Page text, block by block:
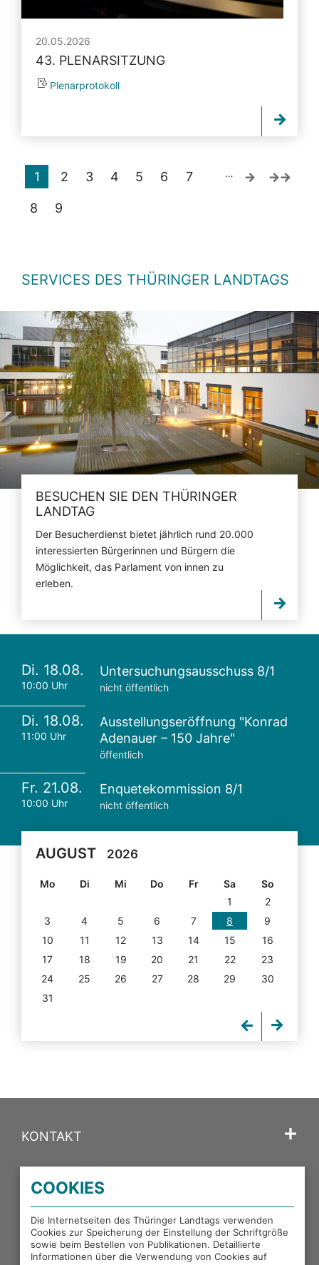
20.05.2026
43. PLENARSITZUNG
Plenarprotokoll
1 2 3 4 5 6 7
8 9
…
SERVICES DES THÜRINGER LANDTAGS
BESUCHEN SIE DEN THÜRINGER
LANDTAG
Der Besucherdienst bietet jährlich rund 20.000
interessierten Bürgerinnen und Bürgern die
Möglichkeit, das Parlament von innen zu
erleben.
Di. 18.08.
10:00 Uhr
Untersuchungsausschuss 8/1
nicht öffentlich
Di. 18.08.
11:00 Uhr
Ausstellungseröffnung "Konrad
Adenauer – 150 Jahre"
öffentlich
Fr. 21.08.
10:00 Uhr
Enquetekommission 8/1
nicht öffentlich
AUGUST 2026
Mo Di Mi Do Fr Sa
So
1
2
3
4 5 6 7 8
9
10
11 12 13 14 15
16
17
18 19 20 21 22
23
24
25 26 27 28 29
30
31
KONTAKT
PORTALE DES THÜRINGER LANDTAGS
EXTERNE LINKS
COOKIES
Die Internetseiten des Thüringer Landtags verwenden
Cookies zur Speicherung der Einstellung der Schriftgröße
sowie beim Bestellen von Publikationen. Detaillierte
Informationen über die Verwendung von Cookies auf